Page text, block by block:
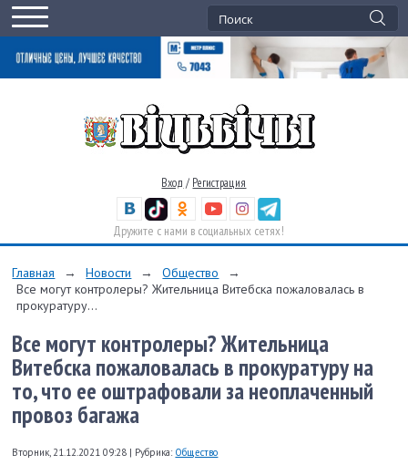
Вход / Регистрация
Дружите с нами в социальных сетях!
Главная → Новости → Общество
→
Все могут контролеры? Жительница Витебска пожаловалась в
прокуратуру...
Все могут контролеры? Жительница
Витебска пожаловалась в прокуратуру на
то, что ее оштрафовали за неоплаченный
провоз багажа
Вторник, 21.12.2021 09:28 | Рубрика: Общество